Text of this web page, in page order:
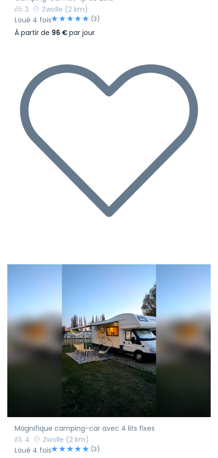
3
Zwolle (2 km)
Loué 4 fois
(3)
À partir de 96 €par jour
Magnifique camping-car avec 4 lits fixes
4
Zwolle (2 km)
Loué 4 fois
(3)